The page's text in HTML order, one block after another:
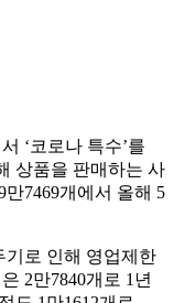
‘코로나 특수’를
상품을 판매하는 사
7469개에서 올해 5
기로 인해 영업제한
2만7840개로 1년